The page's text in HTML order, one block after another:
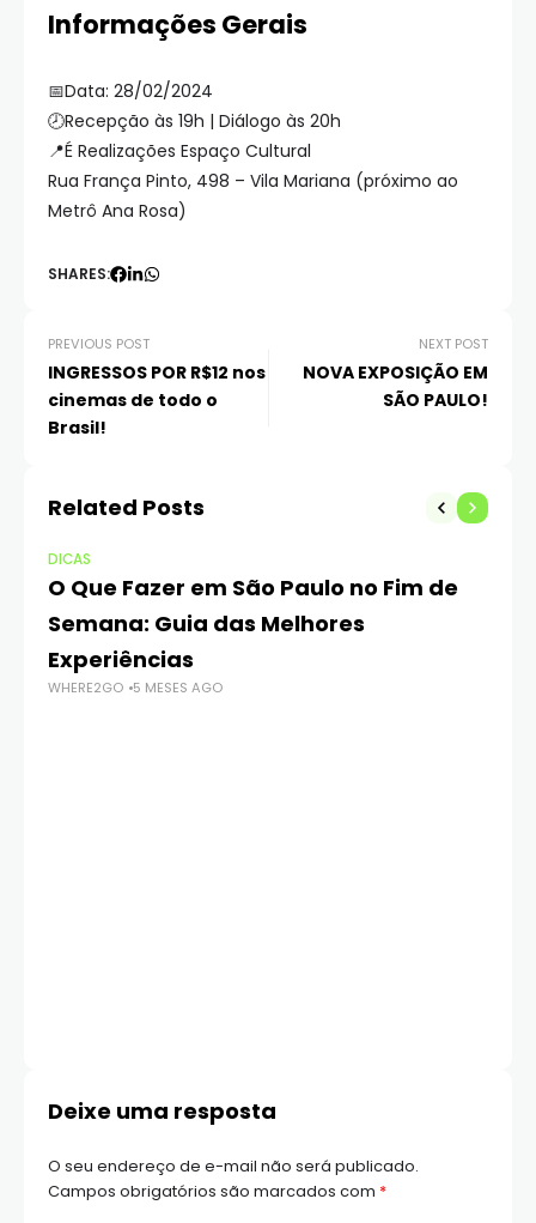
Informações Gerais
📅Data: 28/02/2024
🕗Recepção às 19h | Diálogo às 20h
📍É Realizações Espaço Cultural
Rua França Pinto, 498 – Vila Mariana (próximo ao
Metrô Ana Rosa)
SHARES:
PREVIOUS POST
INGRESSOS POR R$12 nos
cinemas de todo o
Brasil!
NEXT POST
NOVA EXPOSIÇÃO EM
SÃO PAULO!
Related Posts
DICAS
O Que Fazer em São Paulo no Fim de
Semana: Guia das Melhores
Experiências
WHERE2GO 5 MESES AGO
Deixe uma resposta
O seu endereço de e-mail não será publicado.
Campos obrigatórios são marcados com *